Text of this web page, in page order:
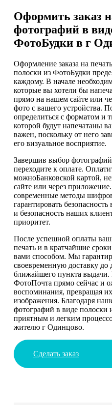
Оформить заказ
фотографий в
ФотоБудки в г
Оформление заказа на
полоски из ФотоБудки
каждому. В начале
которые вы хотели бы
прямо на нашем сайте или
фото с вашего устройства.
определиться с форматом и
которой будут напечатаны
важен, поскольку от него
его визуальное восприятие.
Завершив выбор
переходите к оплате.
можноБанковской картой,
сайте или через
современные методы
гарантировать
и безопасность наших
приоритет.
После успешной оплаты ваш
печать и в кратчайшие
вами способом. Мы
своевременную доставку
ближайшего пункта выдачи.
ФотоПочта прямо сейчас и
воспоминания, превращая
изображения. Благодаря
фотографий в виде полоски
приятным и легким
жителю г Одинцово.
Сделать заказ